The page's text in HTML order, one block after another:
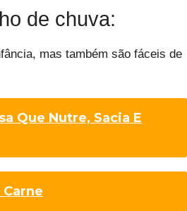
de chuva:
mas também são fáceis de
Que Nutre, Sacia E